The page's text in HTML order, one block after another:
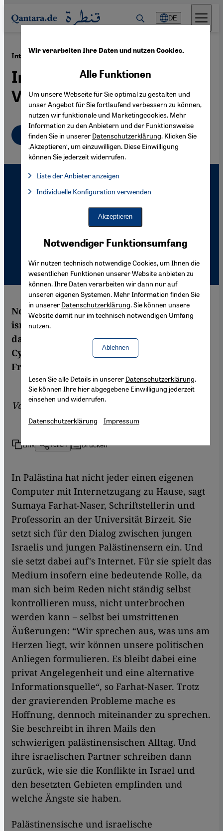
Direkt zum Inhalt springen
DE
Intifada und Friedensaktivisten ·17.07.2003
Internet als
Verständigungsplattform
Deutsch
Noch zu Beginn der 2. Intifada nutzten
israelische und palästinensische Hacker
das Internet für gegenseitige Angriffe im
Cyberspace. Doch heute sind auch
Friedensaktivisten online.
VonHenriette Wrege
Link Teilen Drucken
​​In Palästina hat nicht jeder einen eigenen
Computer mit Internetzugang zu Hause, sagt
Sumaya Farhat-Naser, Schriftstellerin und
Professorin an der Universität Birzeit. Sie
setzt sich für den Dialog zwischen jungen
Israelis und jungen Palästinensern ein. Und
sie setzt dabei auf's Internet. Für sie spielt das
Medium insofern eine bedeutende Rolle, da
man sich beim Reden nicht ständig selbst
kontrollieren muss, nicht unterbrochen
werden kann – selbst bei umstrittenen
Äußerungen: “Wir sprechen aus, was uns am
Herzen liegt, wir können unsere politischen
Anliegen formulieren. Es bleibt dabei eine
privat Angelegenheit und eine alternative
Informationsquelle“, so Farhat-Naser. Trotz
der gravierenden Probleme mache es
Hoffnung, dennoch miteinander zu sprechen.
Sie beschreibt in ihren Mails den
schwierigen palästinensischen Alltag. Und
ihre israelischen Partner schreiben dann
zurück, wie sie die Konflikte in Israel und
den besetzten Gebieten empfinden und
welche Ängste sie haben.
Palästinensische und israelische
Wir verarbeiten Ihre Daten und nutzen Cookies.
Notwendiger Funktionsumfang
Wir nutzen technisch notwendige Cookies, um Ihnen die
wesentlichen Funktionen unserer Website anbieten zu
können. Ihre Daten verarbeiten wir dann nur auf
unseren eigenen Systemen. Mehr Information finden Sie
in unserer Datenschutzerklärung. Sie können unsere
Website damit nur im technisch notwendigen Umfang
nutzen.
Ablehnen
Alle Funktionen
Um unsere Webseite für Sie optimal zu gestalten und
unser Angebot für Sie fortlaufend verbessern zu können,
nutzen wir funktionale und Marketingcookies. Mehr
Information zu den Anbietern und der Funktionsweise
finden Sie in unserer Datenschutzerklärung. Klicken Sie
‚Akzeptieren‘, um einzuwilligen. Diese Einwilligung
können Sie jederzeit widerrufen.
Liste der Anbieter anzeigen
Facebook Embed / Facebook Connect, Google Maps Embed,
Facebook Embed / Facebook Connect
Google Maps Embed
Individuelle Konfiguration verwenden
Akzeptieren
Lesen Sie alle Details in unserer Datenschutzerklärung.
Sie können Ihre hier abgegebene Einwilligung jederzeit
einsehen und widerrufen.
Datenschutzerklärung Impressum